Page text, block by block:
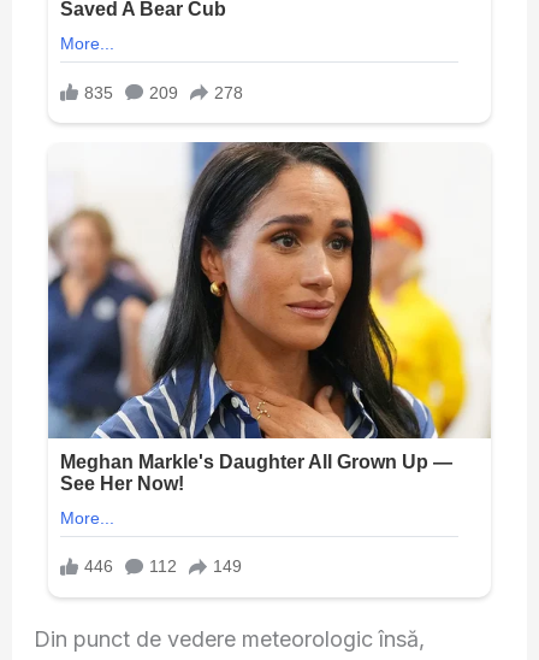
Din punct de vedere meteorologic însă,